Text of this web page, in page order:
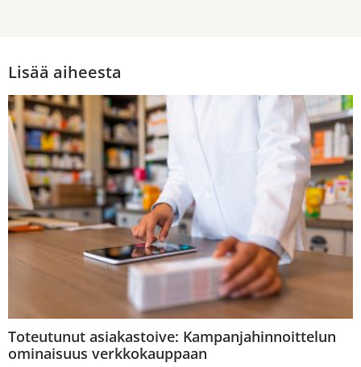
Lisää aiheesta
Toteutunut asiakastoive: Kampanjahinnoittelun
ominaisuus verkkokauppaan